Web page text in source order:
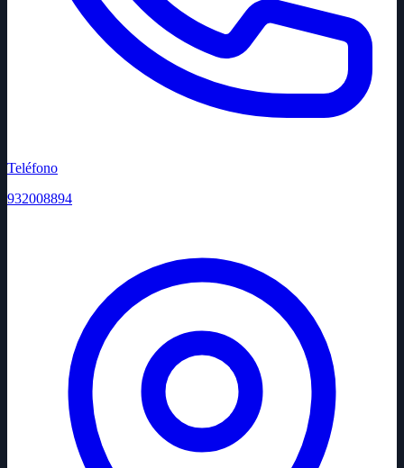
Teléfono
932008894